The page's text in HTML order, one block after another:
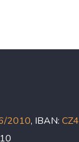
2010, IBAN: